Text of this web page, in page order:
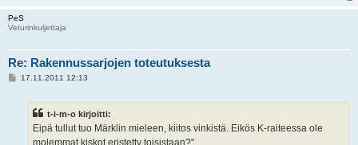
PeS
Veturinkuljettaja
Re: Rakennussarjojen toteutuksesta
V17.11.2011 12:13
t-i-m-o kirjoitti:
Eipä tullut tuo Märklin mieleen, kiitos vinkistä. Eikös K-raiteessa ole
molemmat kiskot eristetty toisistaan?"